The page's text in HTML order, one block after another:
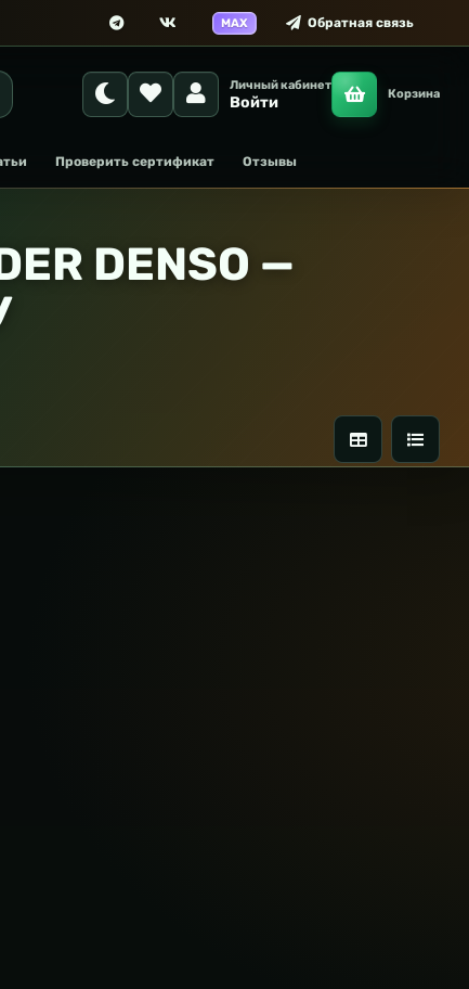
MAX Обратная связь
Личный кабинет
Войти Корзина
Проверить сертификат Отзывы
DENSO —